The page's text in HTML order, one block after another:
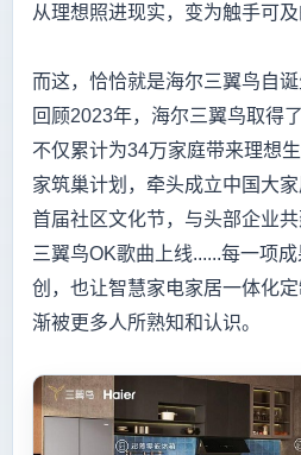
从理想照进现实，变为触手可及
而这，恰恰就是海尔三翼鸟自诞
回顾2023年，海尔三翼鸟取得
不仅累计为34万家庭带来理想
家筑巢计划，牵头成立中国大
首届社区文化节，与头部企业
三翼鸟OK歌曲上线......每一项
创，也让智慧家电家居一体化
渐被更多人所熟知和认识。